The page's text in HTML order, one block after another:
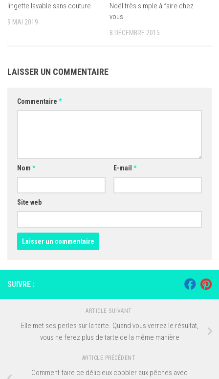
lingette lavable sans couture
9 MAI 2019
Noël très simple à faire chez
vous
8 DÉCEMBRE 2015
LAISSER UN COMMENTAIRE
Commentaire *
Nom * E-mail *
Site web
SUIVRE :
ARTICLE SUIVANT
Elle met ses perles sur la tarte. Quand vous verrez le résultat,
vous ne ferez plus de tarte de la même manière
ARTICLE PRÉCÉDENT
Comment faire ce délicieux cobbler aux pêches avec